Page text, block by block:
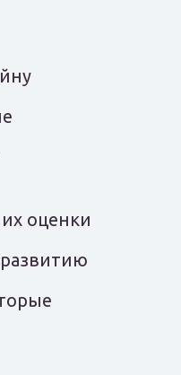
оценки